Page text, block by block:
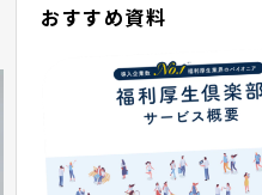
おすすめ資料